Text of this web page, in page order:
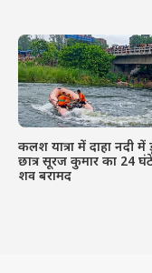
कलश यात्रा में दाहा नदी में
छात्र सूरज कुमार का 24
शव बरामद